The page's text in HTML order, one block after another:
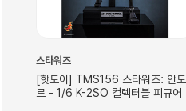
스타워즈
[핫토이] PPLU083N 스타워즈: 위
켓 할로윈 고스트 버전 코스비 플러